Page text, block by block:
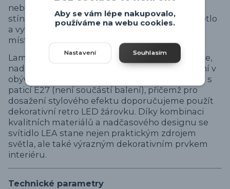
nebo venkovsky laděných interiérů. Keramické
stínidlo o průměru 20 cm jemně rozptyluje světlo
a vytváří příjemnou, útulnou atmosféru v
místnosti.
Lampička je ideální například do chodby, ložnice,
nad noční stolek nebo jako doplňkové osvětlení v
obývacím pokoji. Svítidlo je určeno pro žárovku s
paticí E27 (není součástí balení), přičemž pro
dosažení stylového efektu doporučujeme použít
dekorativní retro LED žárovku. Díky kombinaci
kvalitních materiálů a nadčasového designu se
svítidlo LEA stane nejen praktickým zdrojem
světla, ale také výrazným dekorativním prvkem
interiéru.
Technické parametry
Aby se vám lépe nakupovalo,
používáme na webu cookies.
Nastavení Souhlasím